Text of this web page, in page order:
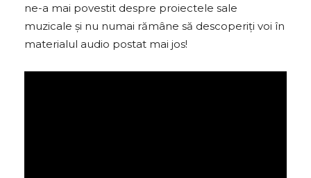
ne-a mai povestit despre proiectele sale
muzicale și nu numai rămâne să descoperiți voi în
materialul audio postat mai jos!